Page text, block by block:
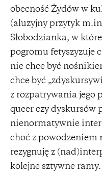
obecność Żydów w
(aluzyjny przytyk
Słobodzianka, w
pogromu fetyszyzuje
nie chce być
chce być
z rozpatrywania jego
queer czy dyskursów
nienormatywnie
choć z powodzeniem
rezygnuję z
kolejne sztywne ramy.